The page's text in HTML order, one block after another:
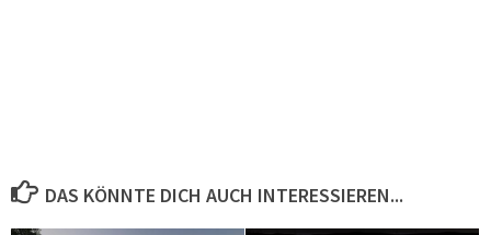
DAS KÖNNTE DICH AUCH INTERESSIEREN...